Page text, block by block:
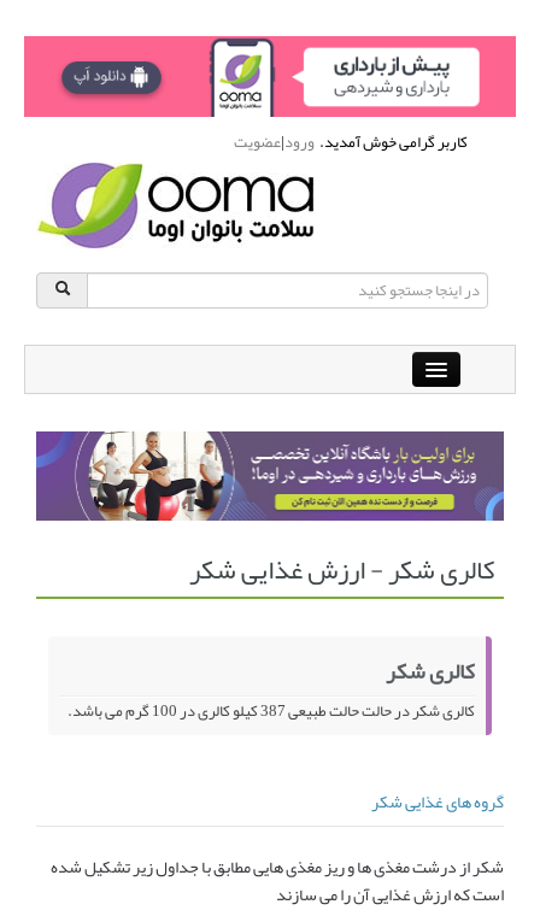
کاربر گرامی خوش آمدید.ورود|عضویت
باشگاه آنلاین ورزشی اوما
دانشنامه سلامت بانوان پرسش و پاسخ
انجمن متخصصین زنان و اوما انتخاب نام کودک
تماس با ما
کالری شکر - ارزش غذایی شکر
کالری شکر
کالری شکر در حالت حالت طبیعی 387 کیلو کالری در 100 گرم می باشد.
گروه های غذایی شکر
شکر از درشت مغذی ها و ریز مغذی هایی مطابق با جداول زیر تشکیل شده
است که ارزش غذایی آن را می سازند